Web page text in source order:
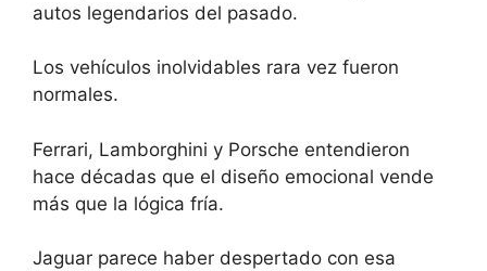
autos legendarios del pasado.
Los vehículos inolvidables rara vez fueron
normales.
Ferrari, Lamborghini y Porsche entendieron
hace décadas que el diseño emocional vende
más que la lógica fría.
Jaguar parece haber despertado con esa